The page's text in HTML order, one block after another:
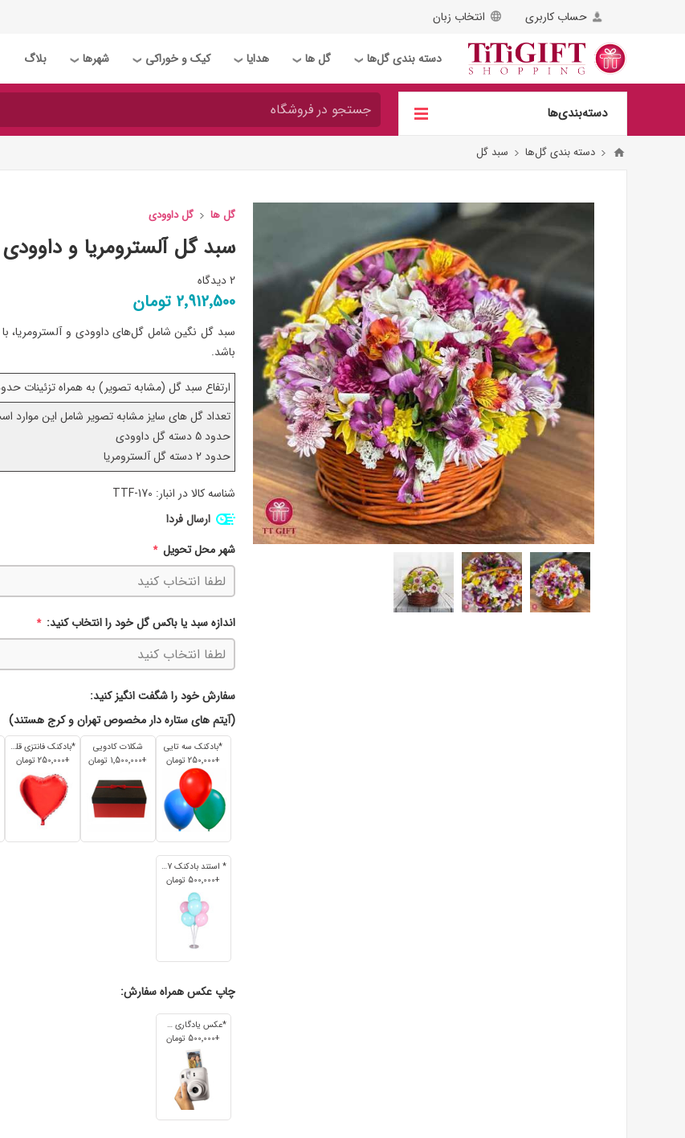
حساب کاربری انتخاب زبان
دسته بندی گل‌ها ❯ گل ها ❯ هدایا ❯ کیک و خوراکی ❯ شهرها ❯ بلاگ
دسته‌بندی‌ها
دسته بندی گل‌ها سبد گل
گل ها گل داوودی
سبد گل آلسترومریا و داوودی
2 دیدگاه
2٬912٬500 تومان
سبد گل نگین شامل گل‌های داوودی و آلسترومریا،
باشد.
ارتفاع سبد گل (مشابه تصویر) به همراه تزئینات حدود 30 سانتی متر می
تعداد گل های سایز مشابه تصویر شامل این موارد
حدود 5 دسته گل داوودی
حدود 2 دسته گل آلسترومریا
شناسه کالا در انبار: TTF-170
ارسال فردا
شهر محل تحویل *
اندازه سبد یا باکس گل خود را انتخاب کنید: *
سفارش خود را شگفت انگیز کنید:
(آیتم های ستاره دار مخصوص تهران و کرج هستند)
*بادکنک سه تایی
+250٬000 تومان
شکلات کادویی
+1٬500٬000 تومان
*بادکنک فانتزی قلبی
+250٬000 تومان
* استند بادکنک 7 تایی
+500٬000 تومان
چاپ عکس همراه سفارش:
*عکس یادگاری 7cm*5cm
+500٬000 تومان